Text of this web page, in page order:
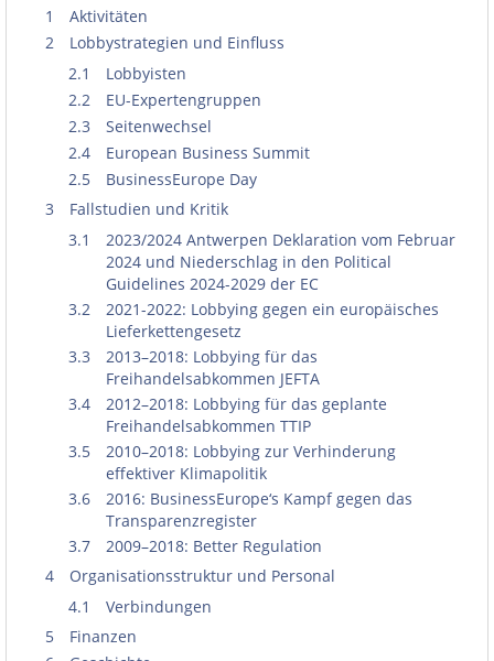
1
Aktivitäten
2
Lobbystrategien und Einfluss
2.1
Lobbyisten
2.2
EU-Expertengruppen
2.3
Seitenwechsel
2.4
European Business Summit
2.5
BusinessEurope Day
3
Fallstudien und Kritik
3.1
2023/2024 Antwerpen Deklaration vom Februar
2024 und Niederschlag in den Political
Guidelines 2024-2029 der EC
3.2
2021-2022: Lobbying gegen ein europäisches
Lieferkettengesetz
3.3
2013–2018: Lobbying für das
Freihandelsabkommen JEFTA
3.4
2012–2018: Lobbying für das geplante
Freihandelsabkommen TTIP
3.5
2010–2018: Lobbying zur Verhinderung
effektiver Klimapolitik
3.6
2016: BusinessEurope‘s Kampf gegen das
Transparenzregister
3.7
2009–2018: Better Regulation
4
Organisationsstruktur und Personal
4.1
Verbindungen
5
Finanzen